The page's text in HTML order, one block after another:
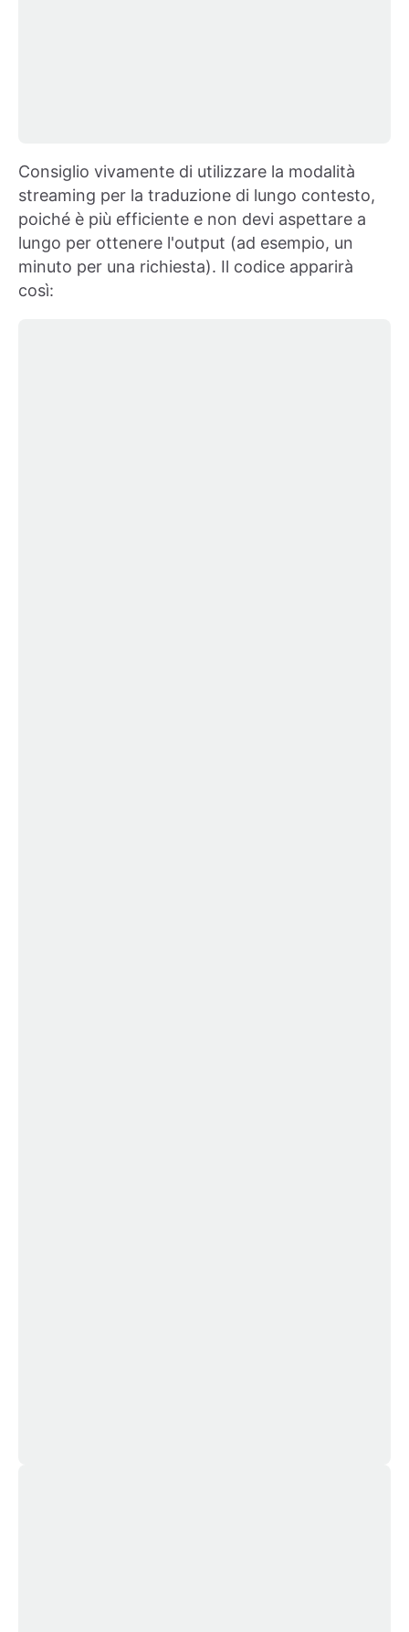
Consiglio vivamente di utilizzare la modalità
streaming per la traduzione di lungo contesto,
poiché è più efficiente e non devi aspettare a
lungo per ottenere l'output (ad esempio, un
minuto per una richiesta). Il codice apparirà
così: